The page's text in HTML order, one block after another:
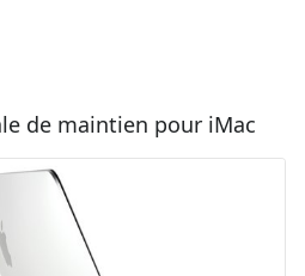
de maintien pour iMac